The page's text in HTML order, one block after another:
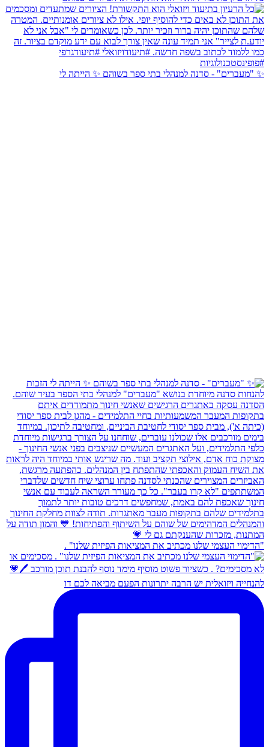
✨ "מעברים" - סדנה למנהלי בתי ספר בשוהם ✨ הייתה לי
"הדימוי העצמי שלנו מכתיב את המציאות הפיזית שלנו" .
להנחייה ויזואלית יש הרבה יתרונות הפעם מביאה לכם דו